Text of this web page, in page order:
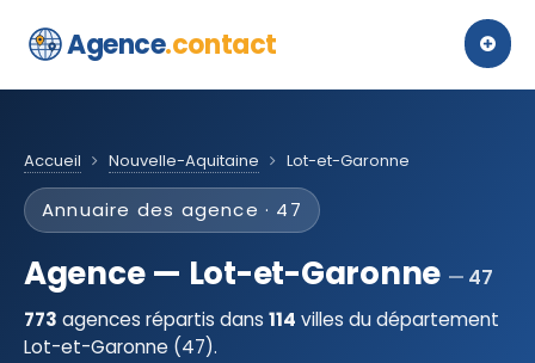
Agence.contact
Accueil Nouvelle-Aquitaine Lot-et-Garonne
Annuaire des agence · 47
Agence — Lot-et-Garonne
47
773 agences répartis dans 114 villes du département
Lot-et-Garonne (47).